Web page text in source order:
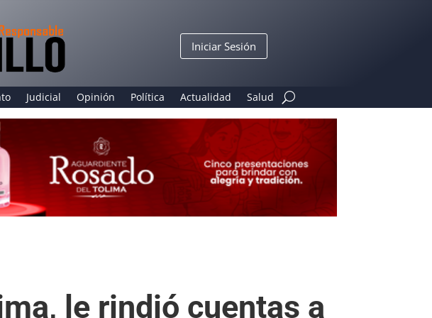
Iniciar Sesión
Judicial Opinión Política Actualidad Salud
le rindió cuentas a